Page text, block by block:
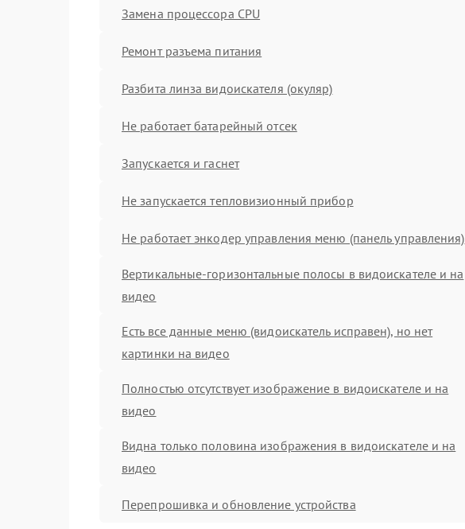
Замена процессора CPU
Ремонт разъема питания
Разбита линза видоискателя (окуляр)
Не работает батарейный отсек
Запускается и гаснет
Не запускается тепловизионный прибор
Не работает энкодер управления меню (панель управления)
Вертикальные-горизонтальные полосы в видоискателе и на
видео
Есть все данные меню (видоискатель исправен), но нет
картинки на видео
Полностью отсутствует изображение в видоискателе и на
видео
Видна только половина изображения в видоискателе и на
видео
Перепрошивка и обновление устройства